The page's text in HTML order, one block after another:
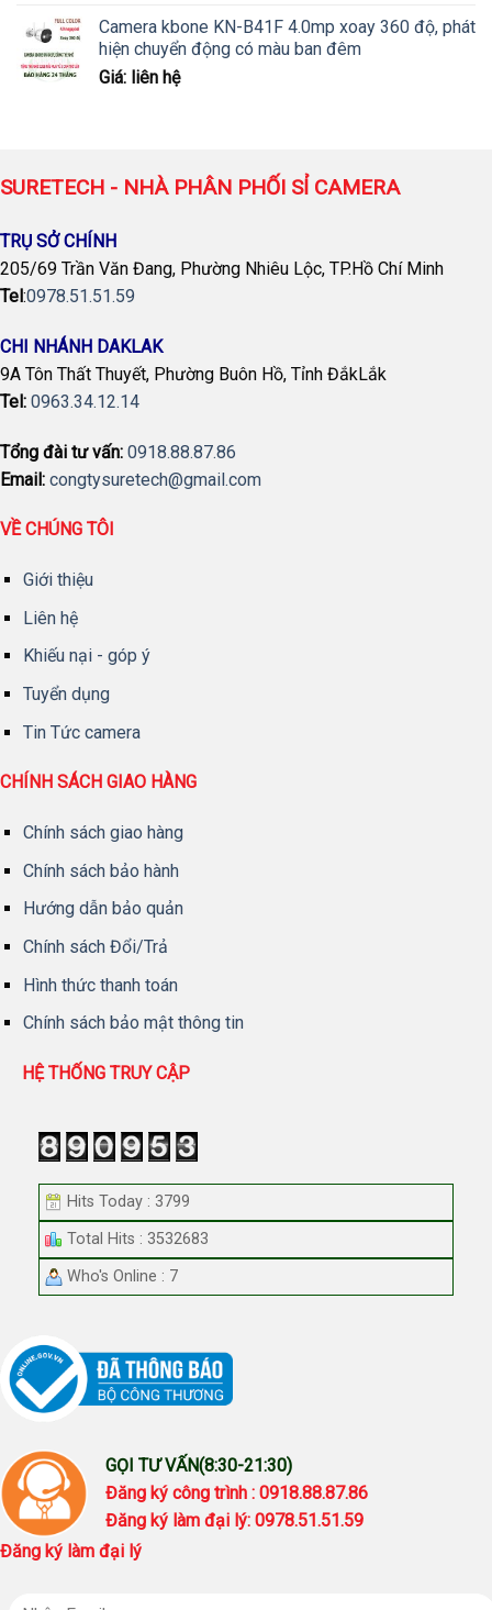
Camera kbone KN-B41F 4.0mp xoay 360 độ, phát
hiện chuyển động có màu ban đêm
Giá: liên hệ
SURETECH - NHÀ PHÂN PHỐI SỈ CAMERA
TRỤ SỞ CHÍNH
205/69 Trần Văn Đang, Phường Nhiêu Lộc, TP.Hồ Chí Minh
Tel:0978.51.51.59
CHI NHÁNH DAKLAK
9A Tôn Thất Thuyết, Phường Buôn Hồ, Tỉnh ĐắkLắk
Tel: 0963.34.12.14
Tổng đài tư vấn: 0918.88.87.86
Email: congtysuretech@gmail.com
VỀ CHÚNG TÔI
Giới thiệu
Liên hệ
Khiếu nại - góp ý
Tuyển dụng
Tin Tức camera
CHÍNH SÁCH GIAO HÀNG
Chính sách giao hàng
Chính sách bảo hành
Hướng dẫn bảo quản
Chính sách Đổi/Trả
Hình thức thanh toán
Chính sách bảo mật thông tin
HỆ THỐNG TRUY CẬP
Hits Today : 3799
Total Hits : 3532683
Who's Online : 7
GỌI TƯ VẤN(8:30-21:30)
Đăng ký công trình : 0918.88.87.86
Đăng ký làm đại lý: 0978.51.51.59
Đăng ký làm đại lý